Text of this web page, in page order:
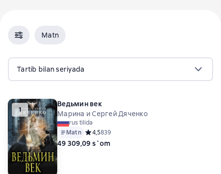
Matn
Tartib bilan seriyada
1
Ведьмин век
Марина и Сергей Дяченко
rus tilida
Matn Средний рейтинг 4,5 на основе 839 оценок
4,5839
49 309,09 s`om